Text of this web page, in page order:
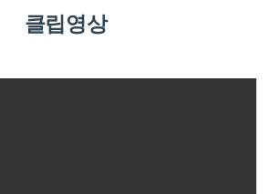
클립영상